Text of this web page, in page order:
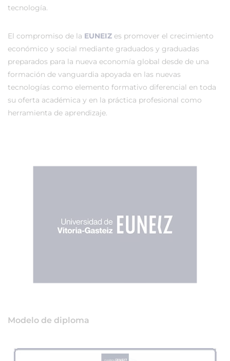
tecnología.
El compromiso de la EUNEIZ es promover el crecimiento
económico y social mediante graduados y graduadas
preparados para la nueva economía global desde de una
formación de vanguardia apoyada en las nuevas
tecnologías como elemento formativo diferencial en toda
su oferta académica y en la práctica profesional como
herramienta de aprendizaje.
Modelo de diploma